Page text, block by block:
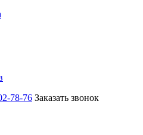
78-76 Заказать звонок